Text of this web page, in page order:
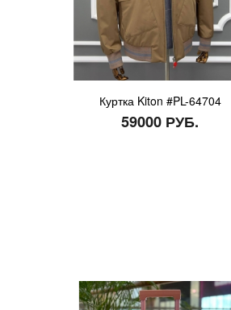
Куртка Kiton #PL-64704
59000 РУБ.